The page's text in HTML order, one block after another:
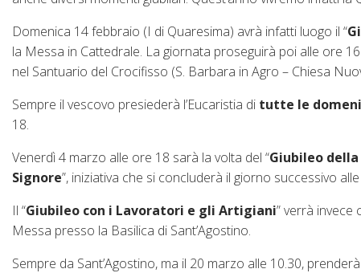
Domenica 14 febbraio (I di Quaresima) avrà infatti luogo il “
la Messa in Cattedrale. La giornata proseguirà poi alle ore
nel Santuario del Crocifisso (S. Barbara in Agro – Chiesa
Sempre il vescovo presiederà l’Eucaristia di tutte le
18.
Venerdì 4 marzo alle ore 18 sarà la volta del “Giubileo della
Signore”, iniziativa che si concluderà il giorno successivo
Il “Giubileo con i Lavoratori e gli Artigiani” verrà invece
Messa presso la Basilica di Sant’Agostino.
Sempre da Sant’Agostino, ma il 20 marzo alle 10.30,